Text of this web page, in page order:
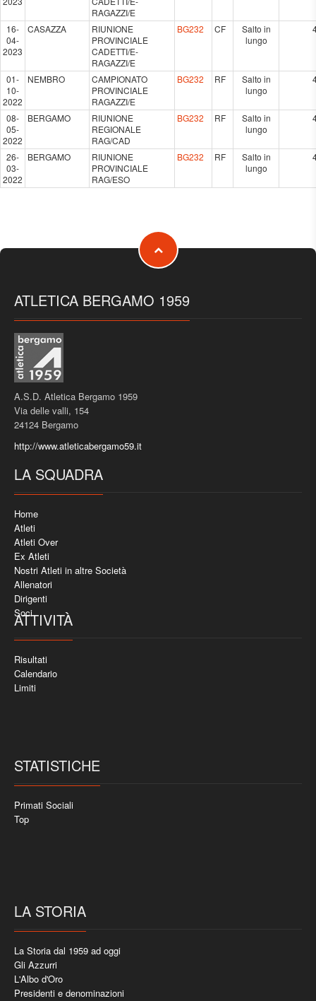
RAGAZZI/E
16-
04-
2023
CASAZZA
RIUNIONE
PROVINCIALE
CADETTI/E-
RAGAZZI/E
BG232 CF
Salto in
lungo
01-
10-
2022
NEMBRO
CAMPIONATO
PROVINCIALE
RAGAZZI/E
BG232 RF
Salto in
lungo
08-
05-
2022
BERGAMO
RIUNIONE
REGIONALE
RAG/CAD
BG232 RF
Salto in
lungo
26-
03-
2022
BERGAMO
RIUNIONE
PROVINCIALE
RAG/ESO
BG232 RF
Salto in
lungo
ATLETICA BERGAMO 1959
A.S.D. Atletica Bergamo 1959
Via delle valli, 154
24124 Bergamo
http://www.atleticabergamo59.it
LA SQUADRA
Home
Atleti
Atleti Over
Ex Atleti
Nostri Atleti in altre Società
Allenatori
Dirigenti
Soci
ATTIVITÀ
Risultati
Calendario
Limiti
STATISTICHE
Primati Sociali
Top
LA STORIA
La Storia dal 1959 ad oggi
Gli Azzurri
L'Albo d'Oro
Presidenti e denominazioni